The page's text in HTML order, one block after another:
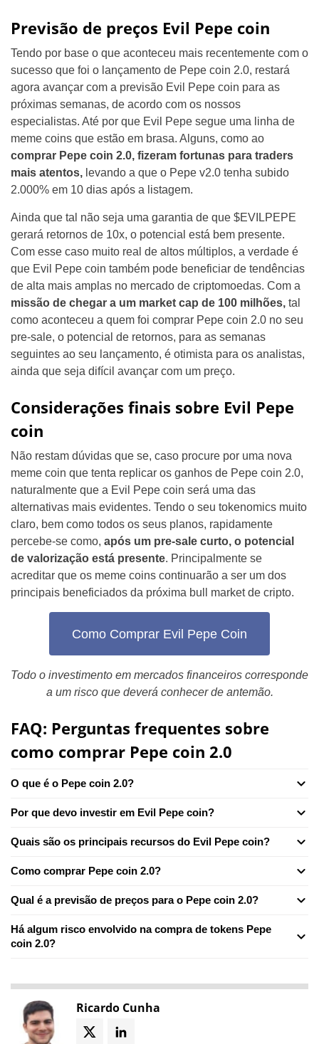
Previsão de preços Evil Pepe coin
Tendo por base o que aconteceu mais recentemente com o
sucesso que foi o lançamento de Pepe coin 2.0, restará
agora avançar com a previsão Evil Pepe coin para as
próximas semanas, de acordo com os nossos
especialistas. Até por que Evil Pepe segue uma linha de
meme coins que estão em brasa. Alguns, como ao
comprar Pepe coin 2.0, fizeram fortunas para traders
mais atentos, levando a que o Pepe v2.0 tenha subido
2.000% em 10 dias após a listagem.
Ainda que tal não seja uma garantia de que $EVILPEPE
gerará retornos de 10x, o potencial está bem presente.
Com esse caso muito real de altos múltiplos, a verdade é
que Evil Pepe coin também pode beneficiar de tendências
de alta mais amplas no mercado de criptomoedas. Com a
missão de chegar a um market cap de 100 milhões, tal
como aconteceu a quem foi comprar Pepe coin 2.0 no seu
pre-sale, o potencial de retornos, para as semanas
seguintes ao seu lançamento, é otimista para os analistas,
ainda que seja difícil avançar com um preço.
Considerações finais sobre Evil Pepe
coin
Não restam dúvidas que se, caso procure por uma nova
meme coin que tenta replicar os ganhos de Pepe coin 2.0,
naturalmente que a Evil Pepe coin será uma das
alternativas mais evidentes. Tendo o seu tokenomics muito
claro, bem como todos os seus planos, rapidamente
percebe-se como, após um pre-sale curto, o potencial
de valorização está presente. Principalmente se
acreditar que os meme coins continuarão a ser um dos
principais beneficiados da próxima bull market de cripto.
Como Comprar Evil Pepe Coin
Todo o investimento em mercados financeiros corresponde
a um risco que deverá conhecer de antemão.
FAQ: Perguntas frequentes sobre
como comprar Pepe coin 2.0
O que é o Pepe coin 2.0?
Por que devo investir em Evil Pepe coin?
Quais são os principais recursos do Evil Pepe coin?
Como comprar Pepe coin 2.0?
Qual é a previsão de preços para o Pepe coin 2.0?
Há algum risco envolvido na compra de tokens Pepe
coin 2.0?
Ricardo Cunha